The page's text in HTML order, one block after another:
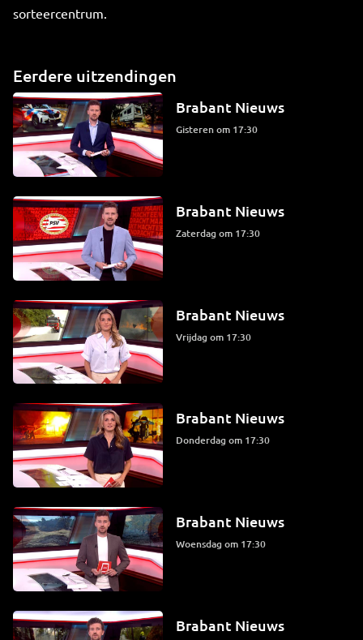
sorteercentrum.
Eerdere uitzendingen
Brabant Nieuws
Gisteren om 17:30
Brabant Nieuws
zaterdag om 17:30
Brabant Nieuws
vrijdag om 17:30
Brabant Nieuws
donderdag om 17:30
Brabant Nieuws
woensdag om 17:30
Brabant Nieuws